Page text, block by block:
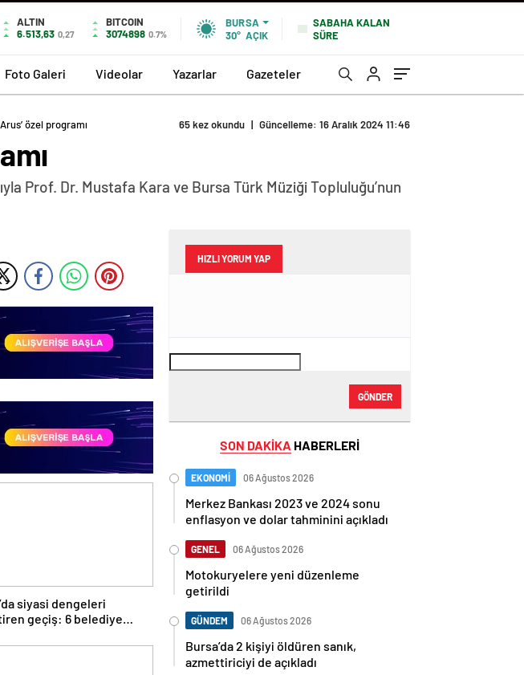
ALTIN
6.513,63 0,27
BITCOIN
3074898 0.7%
BURSA
30° AÇIK
SABAHA KALAN
SÜRE
Foto Galeri Videolar Yazarlar Gazeteler
Arus’ özel programı 65 kez okundu | Güncelleme: 16 Aralık 2024 11:46
Prof. Dr. Mustafa Kara ve Bursa Türk Müziği Topluluğu’nun
siyasi dengeleri
geçiş: 6 belediye
HIZLI YORUM YAP
GÖNDER
SON DAKİKA HABERLERİ
EKONOMİ 06 Ağustos 2026
Merkez Bankası 2023 ve 2024 sonu
enflasyon ve dolar tahminini açıkladı
GENEL 06 Ağustos 2026
Motokuryelere yeni düzenleme
getirildi
GÜNDEM 06 Ağustos 2026
Bursa’da 2 kişiyi öldüren sanık,
azmettiriciyi de açıkladı